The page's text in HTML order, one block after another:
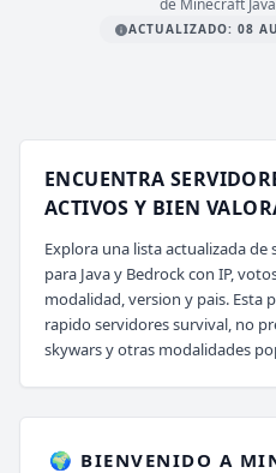
de Minecraft
ACTUALIZADO: 08
ENCUENTRA
ACTIVOS Y BIEN
Explora una lista actualizada
para Java y Bedrock con IP,
modalidad, version y pais. Esta
rapido servidores survival, no
skywars y otras modalidades
🌍 BIENVENIDO A